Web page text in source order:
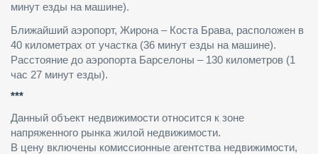
минут езды на машине).
Ближайший аэропорт, Жирона – Коста Брава, расположен в
40 километрах от участка (36 минут езды на машине).
Расстояние до аэропорта Барселоны – 130 километров (1
час 27 минут езды).
***
Данный объект недвижимости относится к зоне
напряженного рынка жилой недвижимости.
В цену включены комиссионные агентства недвижимости,